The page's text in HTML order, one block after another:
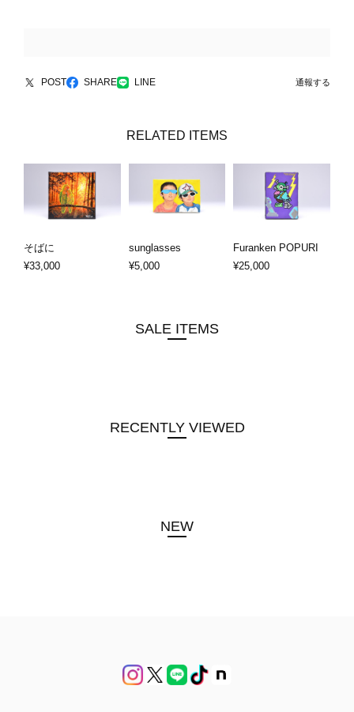
POST SHARE LINE 通報する
RELATED ITEMS
そばに
¥33,000
sunglasses
¥5,000
Furanken POPURI
¥25,000
SALE ITEMS
RECENTLY VIEWED
NEW